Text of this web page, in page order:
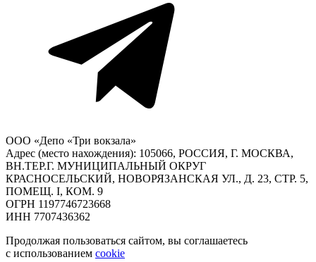
ООО «Депо «Три вокзала»
Адрес (место нахождения): 105066, РОССИЯ, Г. МОСКВА,
ВН.ТЕР.Г. МУНИЦИПАЛЬНЫЙ ОКРУГ
КРАСНОСЕЛЬСКИЙ, НОВОРЯЗАНСКАЯ УЛ., Д. 23, СТР. 5,
ПОМЕЩ. I, КОМ. 9
ОГРН 1197746723668
ИНН 7707436362
Продолжая пользоваться сайтом, вы соглашаетесь
с использованием cookie